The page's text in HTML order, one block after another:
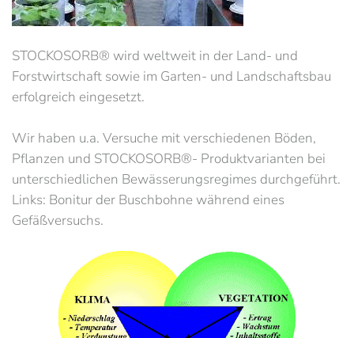
STOCKOSORB® wird weltweit in der Land- und
Forstwirtschaft sowie im Garten- und Landschaftsbau
erfolgreich eingesetzt.
Wir haben u.a. Versuche mit verschiedenen Böden,
Pflanzen und STOCKOSORB®- Produktvarianten bei
unterschiedlichen Bewässerungsregimes durchgeführt.
Links: Bonitur der Buschbohne während eines
Gefäßversuchs.